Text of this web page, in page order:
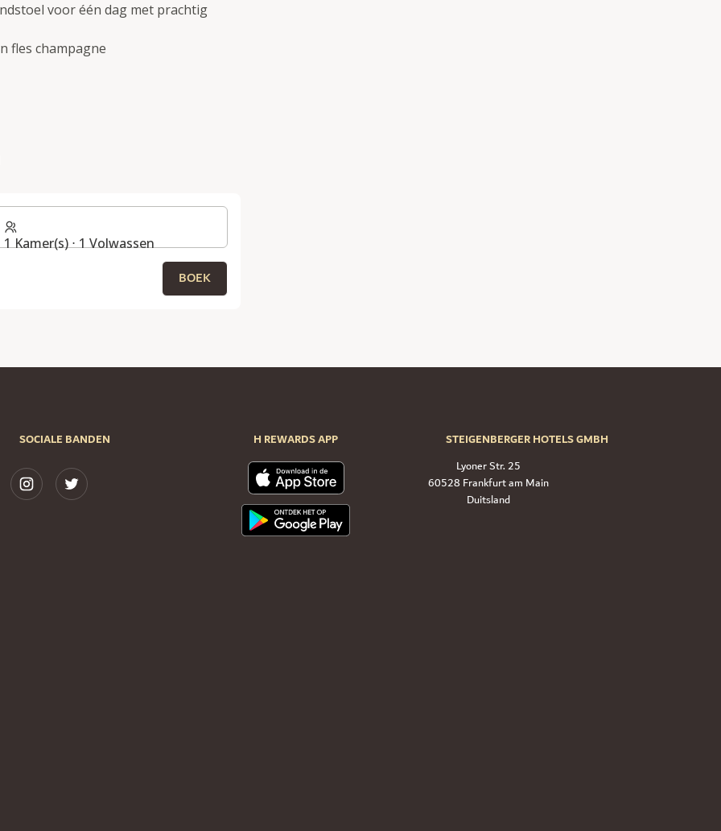
voor één dag met prachtig
fles champagne
1 Kamer(s) ⋅ 1 Volwassen
BOEK
SOCIALE BANDEN H REWARDS APP
STEIGENBERGER HOTELS GMBH
Lyoner Str. 25
60528 Frankfurt am Main
Duitsland